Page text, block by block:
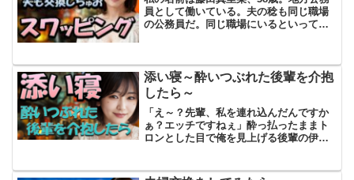
員として働いている。夫の稔も同じ職場
の公務員だ。同じ職場にいるといって
子供ができなかったこと...
添い寝～酔いつぶれた後輩を介抱
したら～
「え～？先輩、私を連れ込んだんですか
ぁ？エッチですねぇ」酔っ払ったままト
ロンとした目で俺を見上げる後輩の伊藤
送ってやるから早く起きてくれ！」心の